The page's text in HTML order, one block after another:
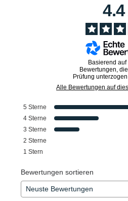
Basierend auf
Bewertungen,
Prüfung
Alle Bewertungen auf
5 Sterne
4 Sterne
3 Sterne
2 Sterne
1 Stern
Bewertungen sortieren